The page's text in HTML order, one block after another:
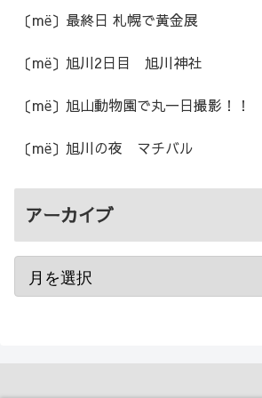
〔më〕最終日 札幌で黄金展
〔më〕旭川2日目 旭川神社
〔më〕旭山動物園で丸一日撮影！！
〔më〕旭川の夜 マチバル
アーカイブ